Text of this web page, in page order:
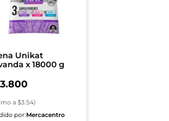
Unikat
x 18000 g
.800
a $3.54)
por:Mercacentro